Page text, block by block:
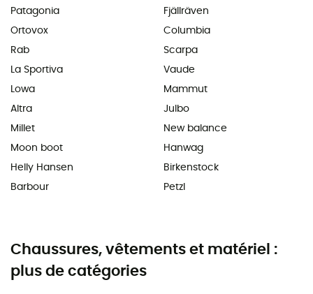
Patagonia
Ortovox
Rab
La Sportiva
Lowa
Altra
Millet
Moon boot
Helly Hansen
Barbour
Fjällräven
Columbia
Scarpa
Vaude
Mammut
Julbo
New balance
Hanwag
Birkenstock
Petzl
Chaussures, vêtements et matériel :
plus de catégories